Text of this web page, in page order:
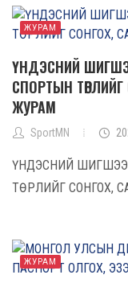
ЖУРАМ
ҮНДЭСНИЙ
СПОРТЫН
ЖУРАМ
SportMN
ҮНДЭСНИЙ ШИГШЭЭ
ТӨРЛИЙГ СОНГОХ,
ЖУРАМ